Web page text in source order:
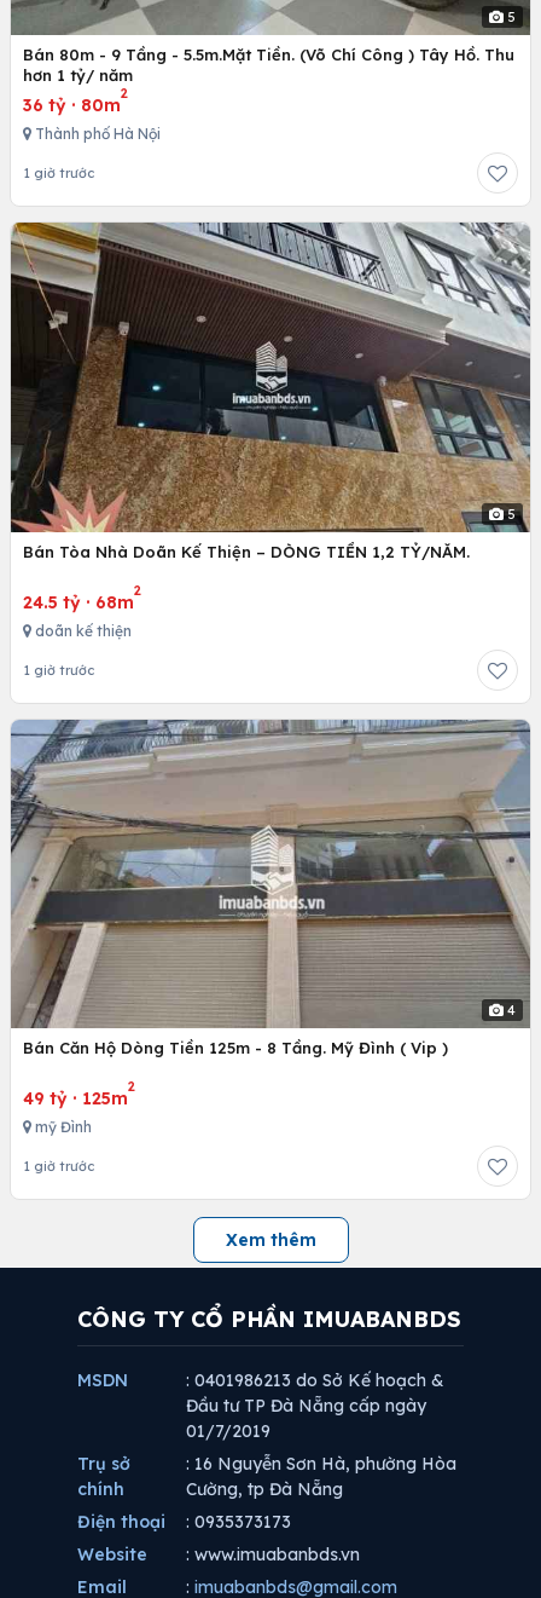
5
Bán 80m - 9 Tầng - 5.5m.Mặt Tiền. (Võ Chí Công ) Tây Hồ. Thu
hơn 1 tỷ/ năm
36 tỷ · 80m
2
Thành phố Hà Nội
1 giờ trước
5
Bán Tòa Nhà Doãn Kế Thiện – DÒNG TIỀN 1,2 TỶ/NĂM.
24.5 tỷ · 68m
2
doãn kế thiện
1 giờ trước
4
Bán Căn Hộ Dòng Tiền 125m - 8 Tầng. Mỹ Đình ( Vip )
49 tỷ · 125m
2
mỹ Đình
1 giờ trước
Xem thêm
CÔNG TY CỔ PHẦN IMUABANBDS
MSDN
: 0401986213 do Sở Kế hoạch &
Đầu tư TP Đà Nẵng cấp ngày
01/7/2019
Trụ sở
chính
: 16 Nguyễn Sơn Hà, phường Hòa
Cường, tp Đà Nẵng
Điện thoại
: 0935373173
Website
: www.imuabanbds.vn
Email
: imuabanbds@gmail.com